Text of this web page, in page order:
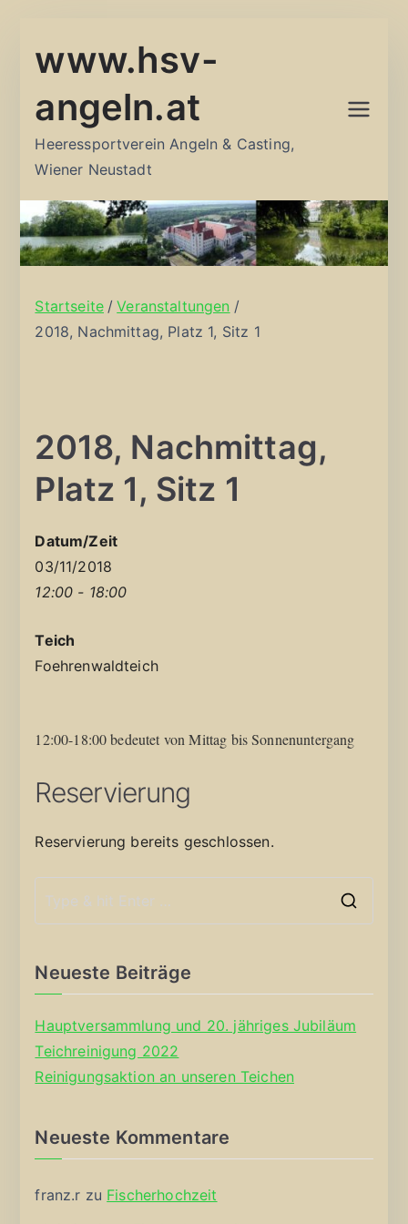
Inhalt
www.hsv-
angeln.at
Heeressportverein Angeln & Casting,
Wiener Neustadt
Startseite
Veranstaltungen
2018, Nachmittag, Platz 1, Sitz 1
2018, Nachmittag,
Platz 1, Sitz 1
Datum/Zeit
03/11/2018
12:00 - 18:00
Teich
Foehrenwaldteich
12:00-18:00 bedeutet von Mittag bis Sonnenuntergang
Reservierung
Reservierung bereits geschlossen.
Neueste Beiträge
Hauptversammlung und 20. jähriges Jubiläum
Teichreinigung 2022
Reinigungsaktion an unseren Teichen
Neueste Kommentare
franz.r zu Fischerhochzeit